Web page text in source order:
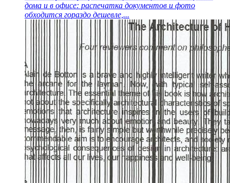
дома и в офисе: распечатка документов и фото
обходится гораздо дешевле,...